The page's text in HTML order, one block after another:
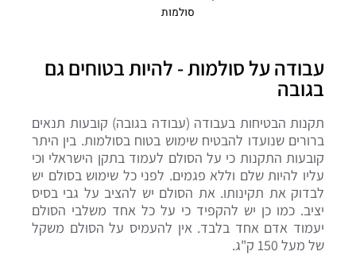
עבודה על סולמות - להיות בטוחים גם
בגובה
תקנות הבטיחות בעבודה (עבודה בגובה) קובעות תנאים
ברורים שנועדו להבטיח שימוש בטוח בסולמות. בין היתר
קובעות התקנות כי על הסולם לעמוד בתקן הישראלי וכי
עליו להיות שלם וללא פגמים. לפני כל שימוש בסולם יש
לבדוק את תקינותו. את הסולם יש להציב על גבי בסיס
יציב. כמו כן יש להקפיד כי על כל אחד משלבי הסולם
יעמוד אדם אחד בלבד. אין להעמיס על הסולם משקל
של מעל 150 ק"ג.